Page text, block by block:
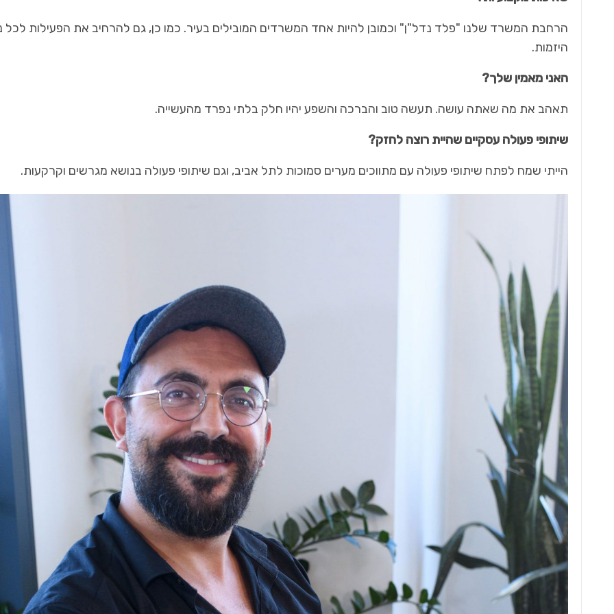
הרחבת המשרד שלנו "פלד נדל"ן" וכמובן להיות אחד המשרדים המובילים בעיר. כמו כן, גם להרחיב את הפעילות לכל
היזמות.
האני מאמין שלך?
תאהב את מה שאתה עושה. תעשה טוב והברכה והשפע יהיו חלק בלתי נפרד מהעשייה.
שיתופי פעולה עסקיים שהיית רוצה לחזק?
הייתי שמח לפתח שיתופי פעולה עם מתווכים מערים סמוכות לתל אביב, וגם שיתופי פעולה בנושא מגרשים וקרקעות.